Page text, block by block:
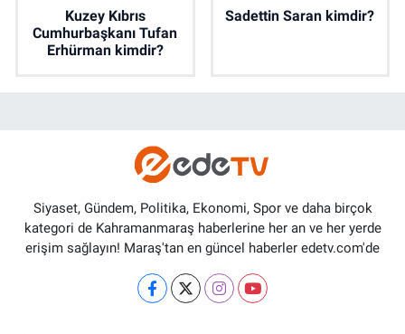
Kuzey Kıbrıs
Cumhurbaşkanı Tufan
Erhürman kimdir?
Sadettin Saran kimdir?
Siyaset, Gündem, Politika, Ekonomi, Spor ve daha birçok
kategori de Kahramanmaraş haberlerine her an ve her yerde
erişim sağlayın! Maraş'tan en güncel haberler edetv.com'de